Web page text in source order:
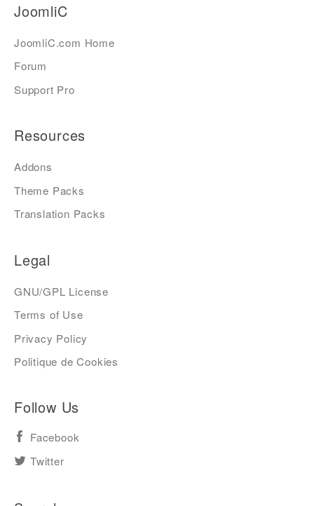
JoomliC
JoomliC.com Home
Forum
Support Pro
Resources
Addons
Theme Packs
Translation Packs
Legal
GNU/GPL License
Terms of Use
Privacy Policy
Politique de Cookies
Follow Us
Facebook
Twitter